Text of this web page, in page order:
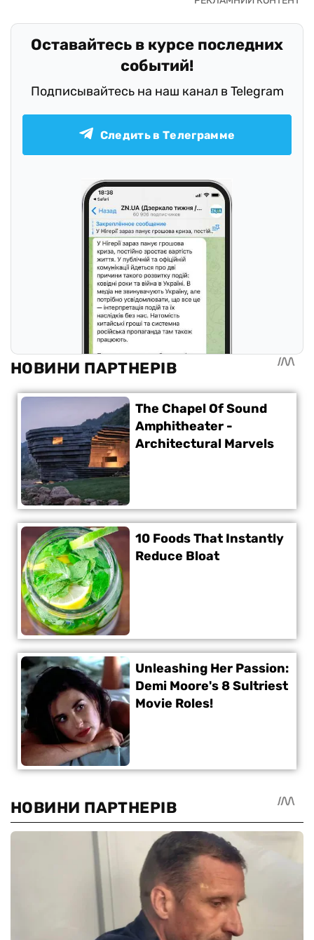
Оставайтесь в курсе последних
событий!
Подписывайтесь на наш канал в Telegram
Следить в Телеграмме